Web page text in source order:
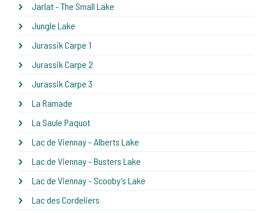
Jarlat - The Small Lake
Jungle Lake
Jurassik Carpe 1
Jurassik Carpe 2
Jurassik Carpe 3
La Ramade
La Saule Paquot
Lac de Viennay - Alberts Lake
Lac de Viennay - Busters Lake
Lac de Viennay - Scooby's Lake
Lac des Cordeliers